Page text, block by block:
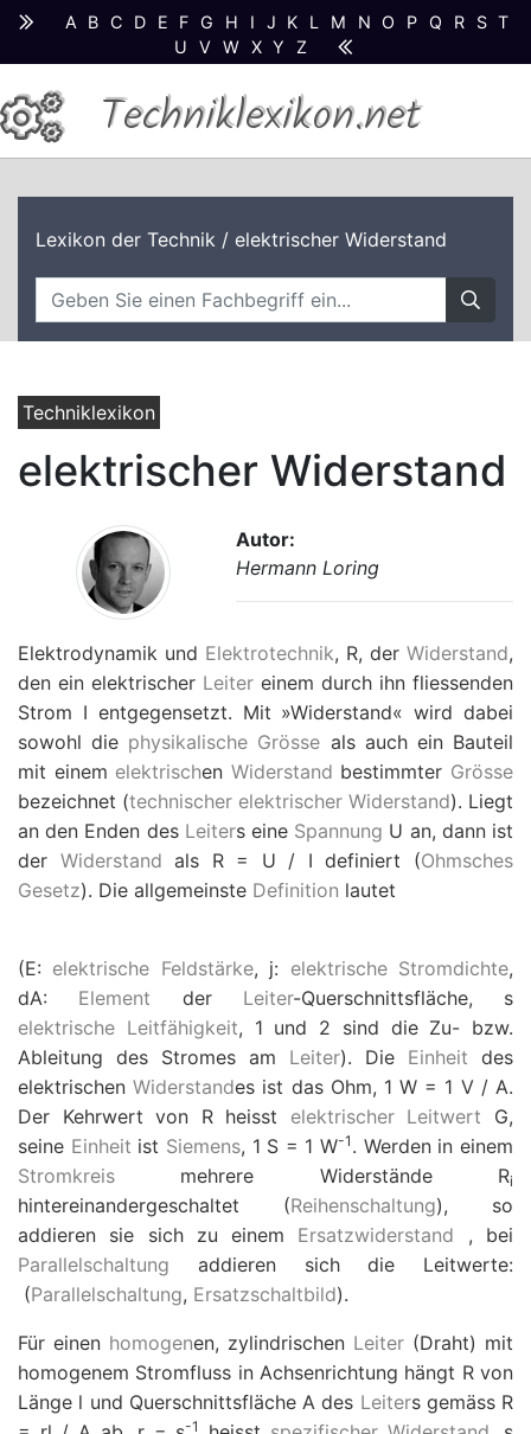
A B C D E F G H I J K L M N O P Q R S T
U
V W X Y Z
Techniklexikon.net
Lexikon der Technik / elektrischer Widerstand
Techniklexikon
elektrischer Widerstand
Autor:
Hermann Loring
Elektrodynamik und Elektrotechnik, R, der Widerstand,
den ein elektrischer Leiter einem durch ihn fliessenden
Strom I entgegensetzt. Mit »Widerstand« wird dabei
sowohl die physikalische Grösse als auch ein Bauteil
mit einem elektrischen Widerstand bestimmter Grösse
bezeichnet (technischer elektrischer Widerstand). Liegt
an den Enden des Leiters eine Spannung U an, dann ist
der Widerstand als R = U / I definiert (Ohmsches
Gesetz). Die allgemeinste Definition lautet
(E: elektrische Feldstärke, j: elektrische Stromdichte,
dA: Element der Leiter-Querschnittsfläche, s
elektrische Leitfähigkeit, 1 und 2 sind die Zu- bzw.
Ableitung des Stromes am Leiter). Die Einheit des
elektrischenWiderstandes ist das Ohm, 1W = 1 V /A.
Der Kehrwert von Rheisst elektrischer Leitwert G,
seine Einheit ist Siemens, 1 S = 1W-1 . Werden in einem
Stromkreis mehrere Widerstände Ri
hintereinandergeschaltet (Reihenschaltung), so
addieren sie sich zu einem Ersatzwiderstand , bei
Parallelschaltung addieren sich die Leitwerte:
(Parallelschaltung, Ersatzschaltbild).
Für einen homogenen, zylindrischen Leiter (Draht) mit
homogenem Stromfluss in Achsenrichtung hängt Rvon
Länge l und Querschnittsfläche A des Leiters gemäss R
-1